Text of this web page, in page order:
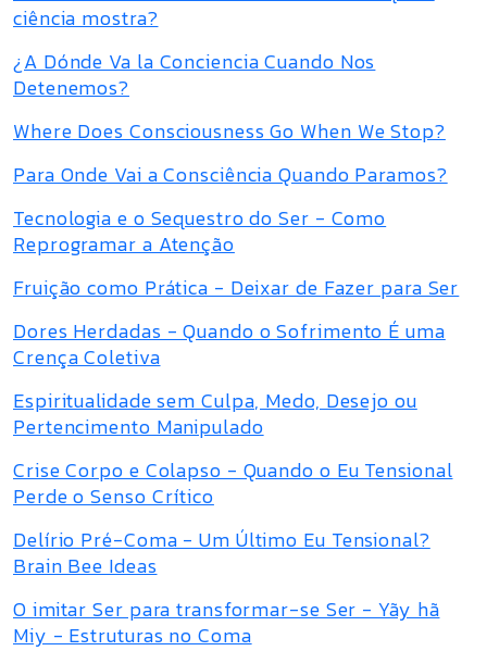
ciência mostra?
¿A Dónde Va la Conciencia Cuando Nos
Detenemos?
Where Does Consciousness Go When We Stop?
Para Onde Vai a Consciência Quando Paramos?
Tecnologia e o Sequestro do Ser - Como
Reprogramar a Atenção
Fruição como Prática - Deixar de Fazer para Ser
Dores Herdadas - Quando o Sofrimento É uma
Crença Coletiva
Espiritualidade sem Culpa, Medo, Desejo ou
Pertencimento Manipulado
Crise Corpo e Colapso - Quando o Eu Tensional
Perde o Senso Crítico
Delírio Pré-Coma - Um Último Eu Tensional?
Brain Bee Ideas
O imitar Ser para transformar-se Ser - Yãy hã
Miy - Estruturas no Coma